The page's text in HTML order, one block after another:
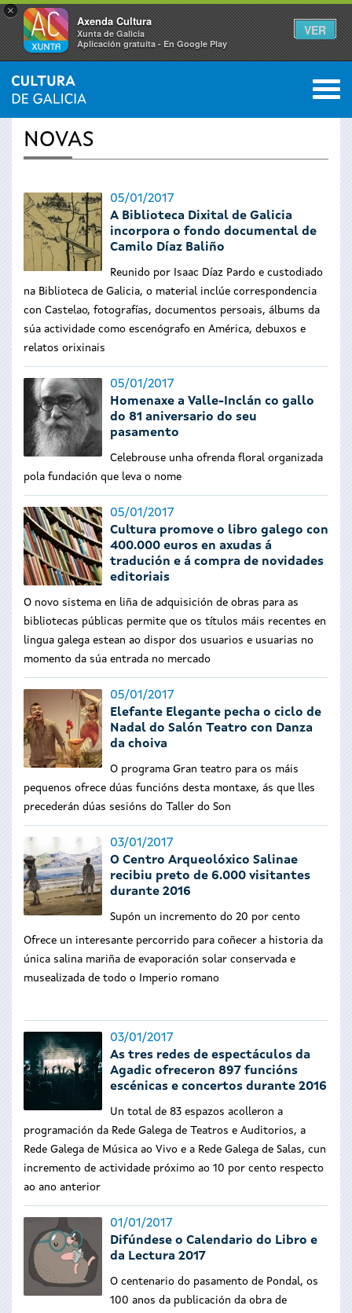
×
Axenda Cultura
Xunta de Galicia
Aplicación gratuíta - En Google Play
VER
Vostede
está
aquí
INICIO › ACTUALIDADE 0
NOVAS
05/01/2017
A Biblioteca Dixital de Galicia
incorpora o fondo documental de
Camilo Díaz Baliño
Reunido por Isaac Díaz Pardo e custodiado
na Biblioteca de Galicia, o material inclúe correspondencia
con Castelao, fotografías, documentos persoais, álbums da
súa actividade como escenógrafo en América, debuxos e
relatos orixinais
05/01/2017
Homenaxe a Valle-Inclán co gallo
do 81 aniversario do seu
pasamento
Celebrouse unha ofrenda floral organizada
pola fundación que leva o nome
05/01/2017
Cultura promove o libro galego con
400.000 euros en axudas á
tradución e á compra de novidades
editoriais
O novo sistema en liña de adquisición de obras para as
bibliotecas públicas permite que os títulos máis recentes en
lingua galega estean ao dispor dos usuarios e usuarias no
momento da súa entrada no mercado
05/01/2017
Elefante Elegante pecha o ciclo de
Nadal do Salón Teatro con Danza
da choiva
O programa Gran teatro para os máis
pequenos ofrece dúas funcións desta montaxe, ás que lles
precederán dúas sesións do Taller do Son
03/01/2017
O Centro Arqueolóxico Salinae
recibiu preto de 6.000 visitantes
durante 2016
Supón un incremento do 20 por cento
Ofrece un interesante percorrido para coñecer a historia da
única salina mariña de evaporación solar conservada e
musealizada de todo o Imperio romano
03/01/2017
As tres redes de espectáculos da
Agadic ofreceron 897 funcións
escénicas e concertos durante 2016
Un total de 83 espazos acolleron a
programación da Rede Galega de Teatros e Auditorios, a
Rede Galega de Música ao Vivo e a Rede Galega de Salas, cun
incremento de actividade próximo ao 10 por cento respecto
ao ano anterior
01/01/2017
Difúndese o Calendario do Libro e
da Lectura 2017
O centenario do pasamento de Pondal, os
100 anos da publicación da obra de